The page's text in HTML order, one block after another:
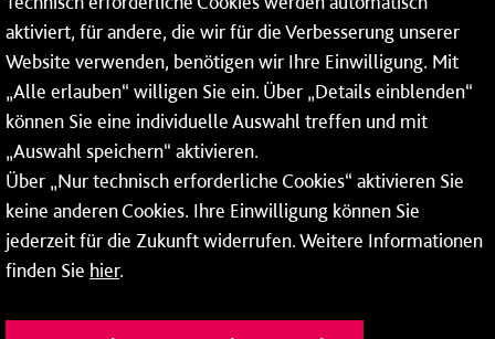
* Montags bis freitags bis 7 und ab 18 Uhr sowie an
Wochenenden und Feiertagen ganztags werden Ihre
Anrufe je nach Themenauswahl an ein Callcenter des
RMV oder von nextbike weitergeleitet. Dort erhalten Sie
ausschließlich Auskünfte zum Fahrplan bzw. zu
meinRad.
aktiviert, für andere, die wir für die Verbesserung unserer
Website verwenden, benötigen wir Ihre Einwilligung. Mit
„Alle erlauben“ willigen Sie ein. Über „Details einblenden“
können Sie eine individuelle Auswahl treffen und mit
„Auswahl speichern“ aktivieren.
Über „Nur technisch erforderliche Cookies“ aktivieren Sie
keine anderen Cookies. Ihre Einwilligung können Sie
jederzeit für die Zukunft widerrufen. Weitere Informationen
finden Sie hier.